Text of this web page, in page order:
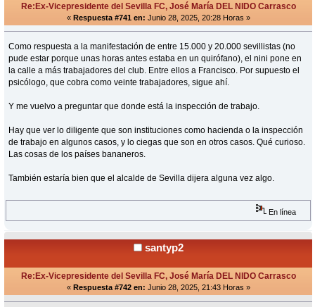
Re:Ex-Vicepresidente del Sevilla FC, José María DEL NIDO Carrasco
« Respuesta #741 en: Junio 28, 2025, 20:28 Horas »
Como respuesta a la manifestación de entre 15.000 y 20.000 sevillistas (no
pude estar porque unas horas antes estaba en un quirófano), el nini pone en
la calle a más trabajadores del club. Entre ellos a Francisco. Por supuesto el
psicólogo, que cobra como veinte trabajadores, sigue ahí.
Y me vuelvo a preguntar que donde está la inspección de trabajo.
Hay que ver lo diligente que son instituciones como hacienda o la inspección
de trabajo en algunos casos, y lo ciegas que son en otros casos. Qué curioso.
Las cosas de los países bananeros.
También estaría bien que el alcalde de Sevilla dijera alguna vez algo.
En línea
santyp2
Re:Ex-Vicepresidente del Sevilla FC, José María DEL NIDO Carrasco
« Respuesta #742 en: Junio 28, 2025, 21:43 Horas »